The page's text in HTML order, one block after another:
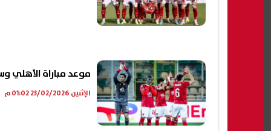
موعد مباراة الأهلي
الإثنين 23/02/2026 01:02 م